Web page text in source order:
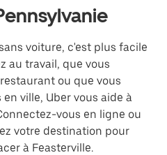
voiture, c'est plus facile
au travail, que vous
ou que vous
ville, Uber vous aide à
vous en ligne ou
votre destination pour
à Feasterville.